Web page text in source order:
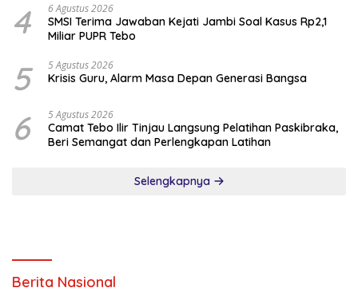
4 6 Agustus 2026
SMSI Terima Jawaban Kejati Jambi Soal Kasus Rp2,1
Miliar PUPR Tebo
5 5 Agustus 2026
Krisis Guru, Alarm Masa Depan Generasi Bangsa
6 5 Agustus 2026
Camat Tebo Ilir Tinjau Langsung Pelatihan Paskibraka,
Beri Semangat dan Perlengkapan Latihan
Selengkapnya
Berita Nasional